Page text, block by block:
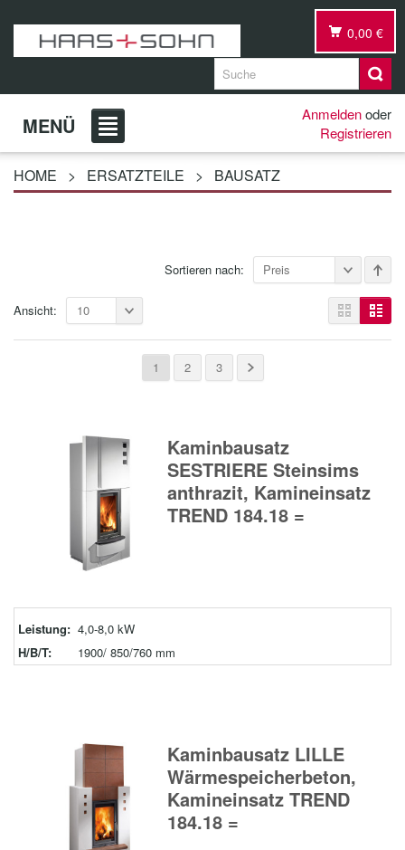
0,00 €
MENÜ Anmeldenoder
Registrieren
HOME > ERSATZTEILE > BAUSATZ
Sortieren nach: Preis
1 2 3
Ansicht: 10
Kaminbausatz
SESTRIERE Steinsims
anthrazit, Kamineinsatz
TREND 184.18 =
Leistung: 4,0-8,0 kW
H/B/T:
1900/ 850/760 mm
Kaminbausatz LILLE
Wärmespeicherbeton,
Kamineinsatz TREND
184.18 =